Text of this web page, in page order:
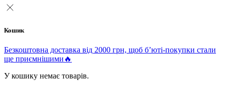
Кошик
Безкоштовна доставка від 2000 грн, щоб б’юті-покупки стали
ще приємнішими🔥
У кошику немає товарів.